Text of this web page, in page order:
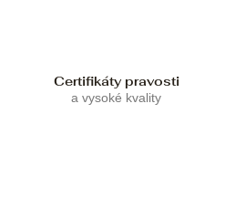
Certifikáty pravosti
a vysoké kvality